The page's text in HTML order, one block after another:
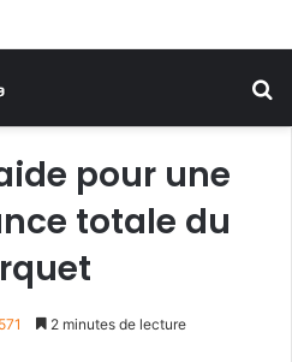
pour une
totale du
2 minutes de lecture